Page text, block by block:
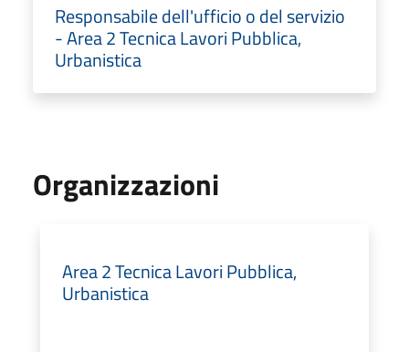
Responsabile dell'ufficio o del servizio
- Area 2 Tecnica Lavori Pubblica,
Urbanistica
Organizzazioni
Area 2 Tecnica Lavori Pubblica,
Urbanistica